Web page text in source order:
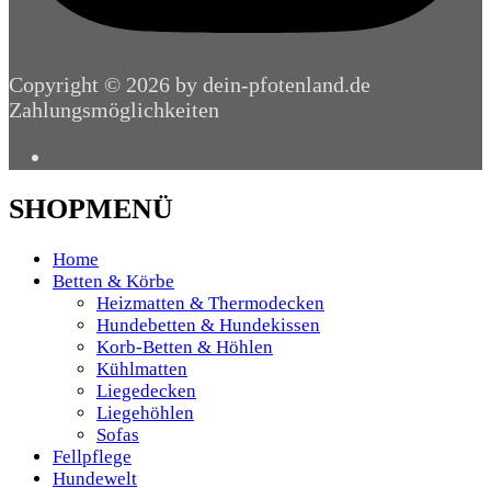
Copyright © 2026 by dein-pfotenland.de
Zahlungsmöglichkeiten
SHOPMENÜ
Home
Betten & Körbe
Heizmatten & Thermodecken
Hundebetten & Hundekissen
Korb-Betten & Höhlen
Kühlmatten
Liegedecken
Liegehöhlen
Sofas
Fellpflege
Hundewelt